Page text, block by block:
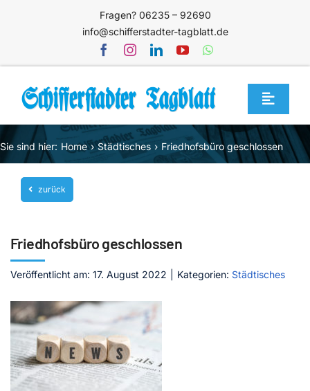
Fragen? 06235 – 92690
info@schifferstadter-tagblatt.de
Toggle
Home
Themen
Blog
Service
Mediathek
Jetzt abonnieren
Kontakt
Sie sind hier: Home Städtisches Friedhofsbüro geschlossen
zurück
Friedhofsbüro geschlossen
Veröffentlicht am: 17. August 2022 Kategorien: Städtisches